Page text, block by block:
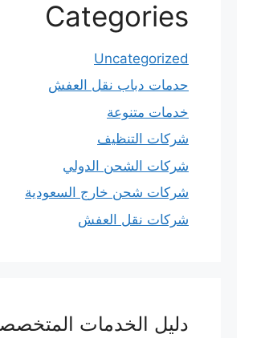
Categories
Uncategorized
حدمات دباب نقل العفش
خدمات متنوعة
شركات التنظيف
شركات الشحن الدولي
شركات شحن خارج السعودية
شركات نقل العفش
دليل الخدمات